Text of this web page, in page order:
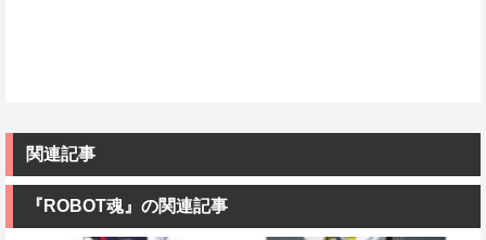
関連記事
『ROBOT魂』の関連記事